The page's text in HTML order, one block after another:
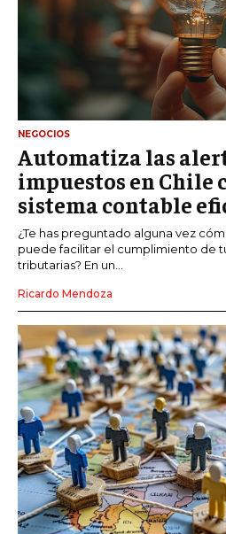
NEGOCIOS
Automatiza las
impuestos en Chile
sistema contable
¿Te has preguntado alguna vez
puede facilitar el cumplimiento de
tributarias? En un...
Ricardo Mendoza